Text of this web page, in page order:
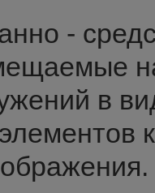
-
в